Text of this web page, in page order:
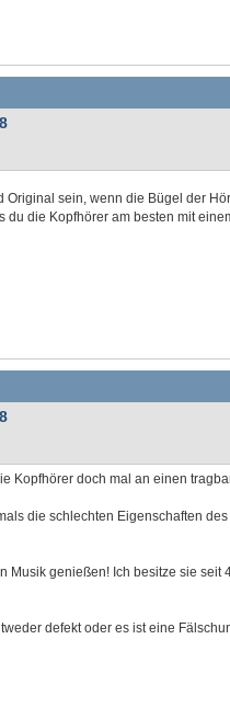
Original sein, wenn die Bügel der
du die Kopfhörer am besten mit
Kopfhörer doch mal an einen
die schlechten Eigenschaften
Musik genießen! Ich besitze sie
defekt oder es ist eine